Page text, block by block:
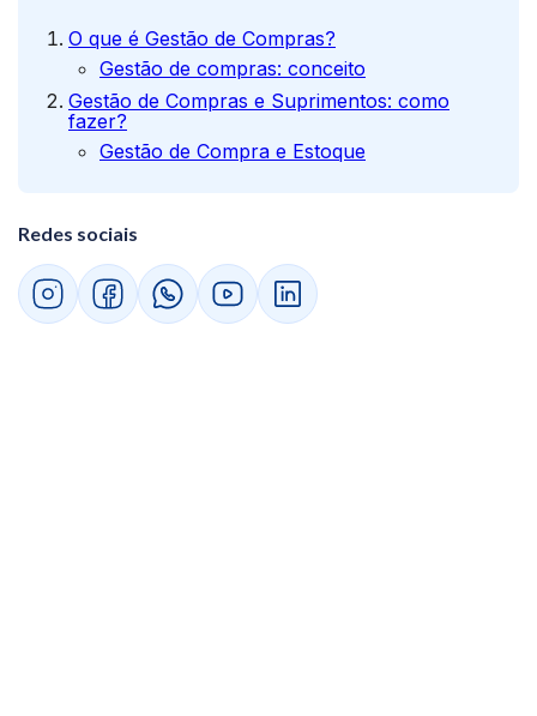
O que é Gestão de Compras?
Gestão de compras: conceito
Gestão de Compras e Suprimentos: como
fazer?
Gestão de Compra e Estoque
Redes sociais